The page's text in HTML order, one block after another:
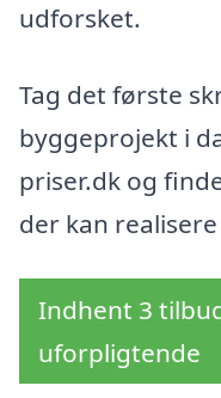
udforsket.
Tag det første
byggeprojekt i
priser.dk og
der kan
Indhent 3
uforpligtende